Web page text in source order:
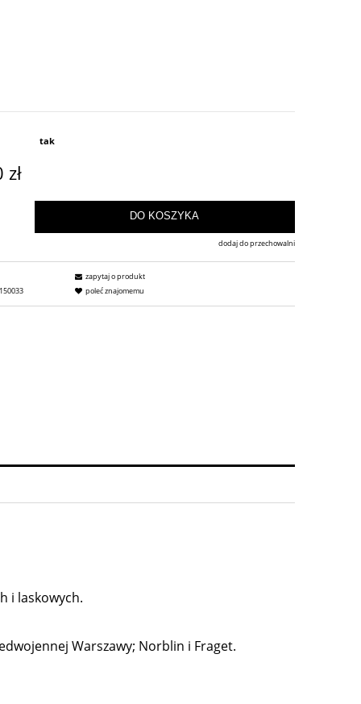
tak
DO KOSZYKA
dodaj do przechowalni
zapytaj o produkt
poleć znajomemu
i laskowych.
Warszawy; Norblin i Fraget.